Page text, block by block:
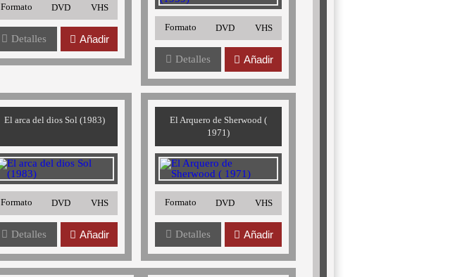
Formato DVD VHS
Detalles Añadir
Formato DVD VHS
Detalles Añadir
El arca del dios Sol (1983)
Formato DVD VHS
Detalles Añadir
El Arquero de Sherwood (
1971)
Formato DVD VHS
Detalles Añadir